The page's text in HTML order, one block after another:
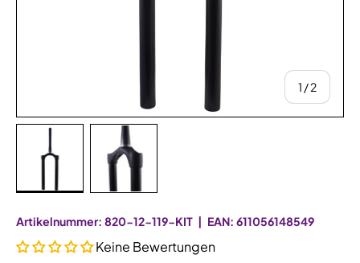
1 /von
2
Artikelnummer: 820-12-119-KIT | EAN: 611056148549
Keine Bewertungen